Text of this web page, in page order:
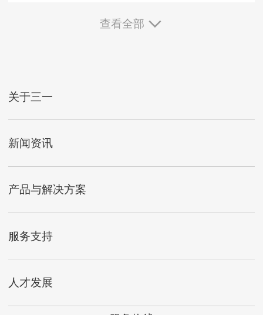
查看全部
关于三一
新闻资讯
产品与解决方案
服务支持
人才发展